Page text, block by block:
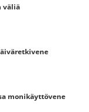
väliä
monikäyttövene